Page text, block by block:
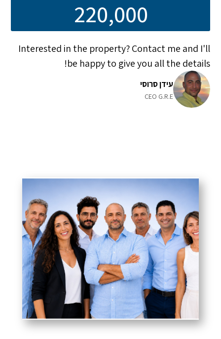
220,000
Interested in the property? Contact me and I'll
be happy to give you all the details!
עידן סרוסי
CEO G.R.E